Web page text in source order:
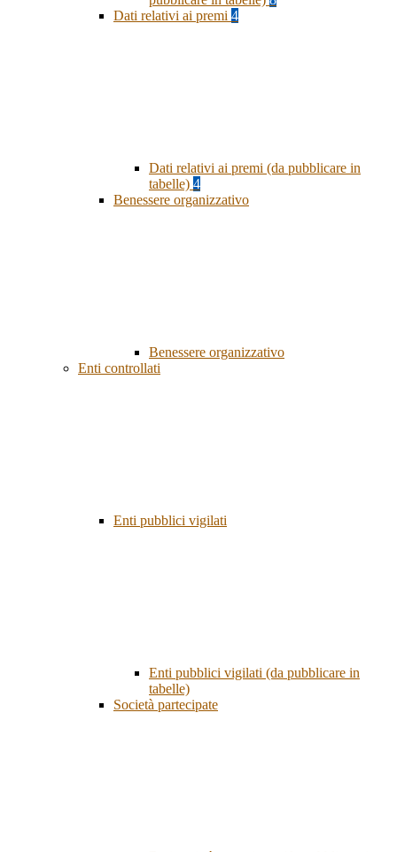
Dati relativi ai premi 4
Dati relativi ai premi (da pubblicare in
tabelle) 4
Benessere organizzativo
Benessere organizzativo
Enti controllati
Enti pubblici vigilati
Enti pubblici vigilati (da pubblicare in
tabelle)
Società partecipate